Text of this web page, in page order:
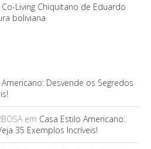
Co-Living Chiquitano de Eduardo
boliviana
Desvende os Segredos
em Casa Estilo Americano:
35 Exemplos Incríveis!